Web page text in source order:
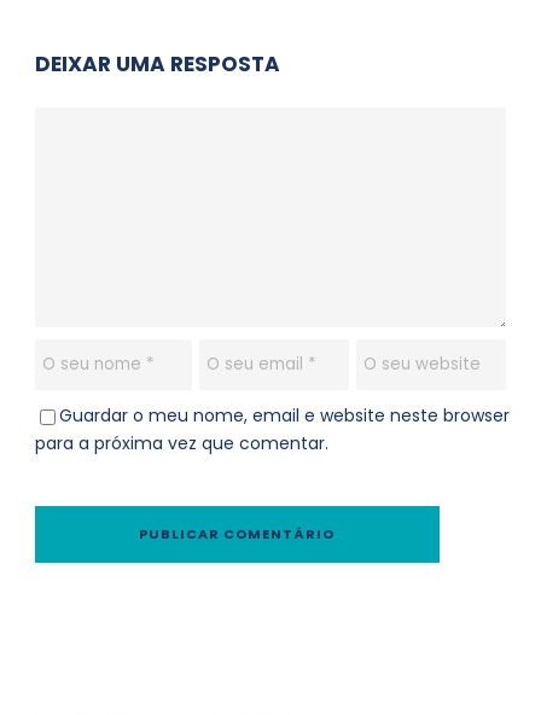
DEIXAR UMA RESPOSTA
Guardar o meu nome, email e website neste browser
para a próxima vez que comentar.